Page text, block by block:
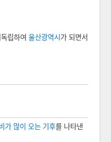
립하여 울산광역시가 되면서
가 많이 오는 기후를 나타낸